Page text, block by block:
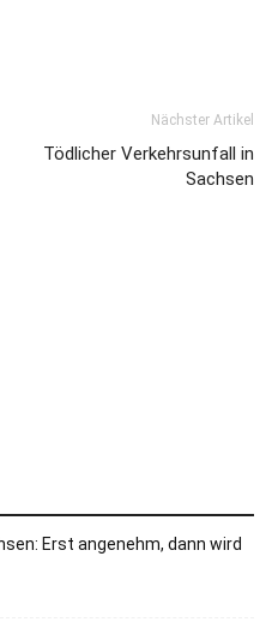
Nächster Artikel
Tödlicher Verkehrsunfall in
Sachsen
Erst angenehm, dann wird